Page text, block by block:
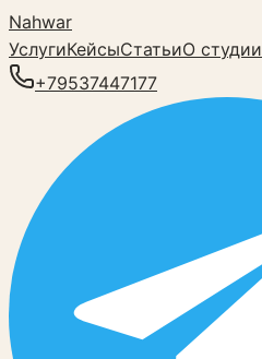
Nahwar
УслугиКейсыСтатьиО студии
+79537447177